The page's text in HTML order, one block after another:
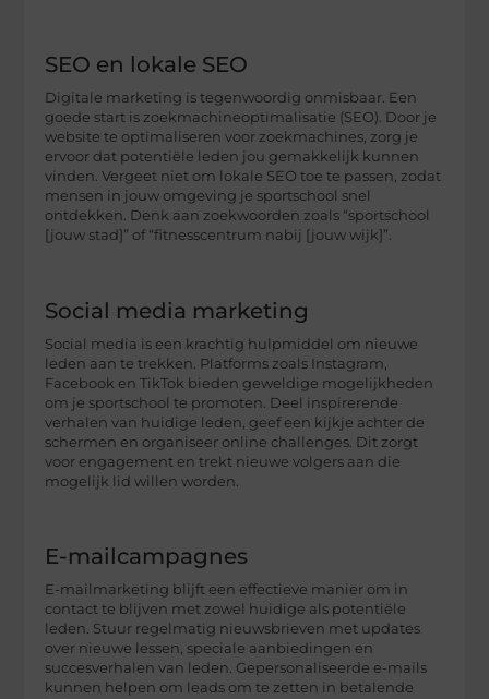
SEO en lokale SEO
Digitale marketing is tegenwoordig onmisbaar. Een
goede start is zoekmachineoptimalisatie (SEO). Door je
website te optimaliseren voor zoekmachines, zorg je
ervoor dat potentiële leden jou gemakkelijk kunnen
vinden. Vergeet niet om lokale SEO toe te passen, zodat
mensen in jouw omgeving je sportschool snel
ontdekken. Denk aan zoekwoorden zoals “sportschool
[jouw stad]” of “fitnesscentrum nabij [jouw wijk]”.
Social media marketing
Social media is een krachtig hulpmiddel om nieuwe
leden aan te trekken. Platforms zoals Instagram,
Facebook en TikTok bieden geweldige mogelijkheden
om je sportschool te promoten. Deel inspirerende
verhalen van huidige leden, geef een kijkje achter de
schermen en organiseer online challenges. Dit zorgt
voor engagement en trekt nieuwe volgers aan die
mogelijk lid willen worden.
E-mailcampagnes
E-mailmarketing blijft een effectieve manier om in
contact te blijven met zowel huidige als potentiële
leden. Stuur regelmatig nieuwsbrieven met updates
over nieuwe lessen, speciale aanbiedingen en
succesverhalen van leden. Gepersonaliseerde e-mails
kunnen helpen om leads om te zetten in betalende